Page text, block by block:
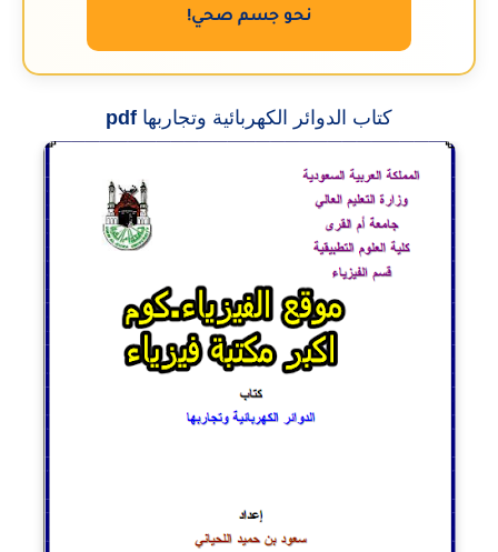
نحو جسم صحي!
كتاب الدوائر الكهربائية وتجاربها